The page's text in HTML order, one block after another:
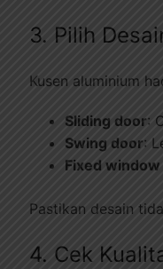
3. Pilih
Kusen aluminium
Sliding door:
Swing door:
Fixed
Pastikan desain
4. Cek